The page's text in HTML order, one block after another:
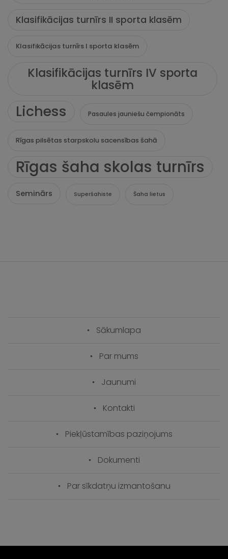
Klasifikācijas turnīrs II sporta klasēm
Klasifikācijas turnīrs I sporta klasēm
Klasifikācijas turnīrs IV sporta
klasēm
Lichess Pasaules jauniešu čempionāts
Rīgas pilsētas starpskolu sacensības šahā
Rīgas šaha skolas turnīrs
Seminārs Superšahiste Šaha lietus
Sākumlapa
Par mums
Jaunumi
Kontakti
Piekļūstamības paziņojums
Dokumenti
Par sīkdatņu izmantošanu